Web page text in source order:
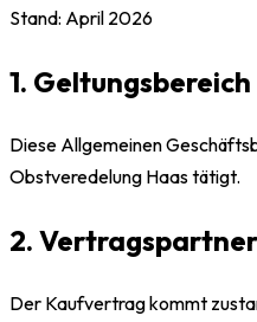
Stand: April 2026
1. Geltungsbereich
Diese Allgemeinen
Obstveredelung Haas tätigt.
2. Vertragspartner
Der Kaufvertrag kommt